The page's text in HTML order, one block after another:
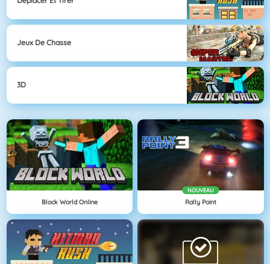
Jeux De Chasse
3D
Block World Online
NOUVEAU
Rally Point